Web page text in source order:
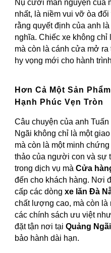
Nụ cười mãn nguyện của
nhất, là niềm vui vỡ òa
rằng quyết định của anh
nghĩa. Chiếc xe không
mà còn là cánh cửa mở
hy vọng mới cho hành
Hơn Cả Một Sản
Hạnh Phúc Vẹn Tròn
Câu chuyện của anh
Ngãi không chỉ là một
mà còn là một minh
thảo của người con và sự
trong dịch vụ màCửa
đến cho khách hàng. Nơi
cấp các dòngxe lăn Đà
chất lượng cao, mà còn là
các chính sách ưu việt
đặt tận nơi tạiQuảng Ngãi
bảo hành dài hạn.